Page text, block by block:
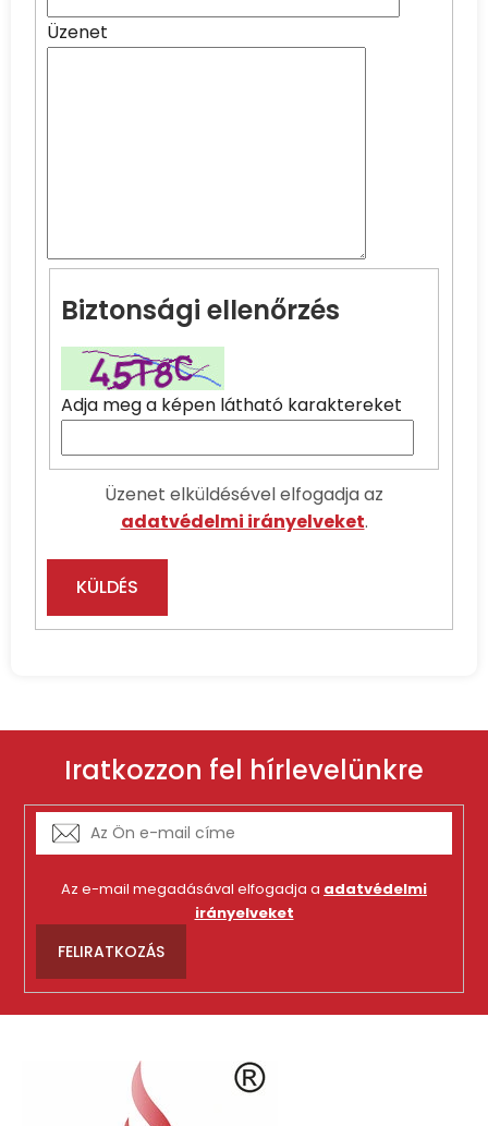
Üzenet
Biztonsági ellenőrzés
Adja meg a képen látható karaktereket
Üzenet elküldésével elfogadja az
adatvédelmi irányelveket.
KÜLDÉS
Iratkozzon fel hírlevelünkre
Az e-mail megadásával elfogadja a adatvédelmi
irányelveket
FELIRATKOZÁS
L